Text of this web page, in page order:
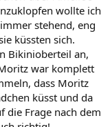
wollte ich
stehend, eng
küssten sich.
Bikinioberteil an,
war komplett
dass Moritz
küsst und da
die Frage nach dem